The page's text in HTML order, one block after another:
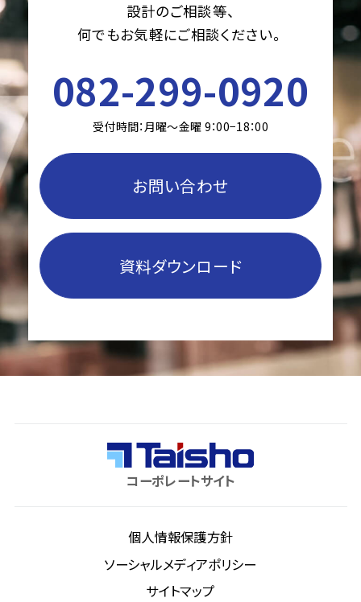
設計のご相談等、
何でもお気軽にご相談ください。
082-299-0920
受付時間：月曜〜金曜 9：00−18：00
お問い合わせ
資料ダウンロード
コーポレートサイト
個人情報保護方針
ソーシャルメディアポリシー
サイトマップ